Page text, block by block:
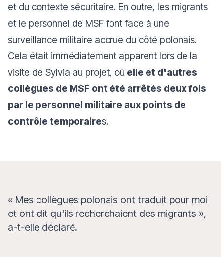
et du contexte sécuritaire. En outre, les migrants
et le personnel de MSF font face à une
surveillance militaire accrue du côté polonais.
Cela était immédiatement apparent lors de la
visite de Sylvia au projet, où elle et d'autres
collègues de MSF ont été arrêtés deux fois
par le personnel militaire aux points de
contrôle temporaires.
« Mes collègues polonais ont traduit pour moi
et ont dit qu'ils recherchaient des migrants »,
a-t-elle déclaré.